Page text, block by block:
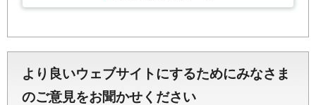
より良いウェブサイトにするためにみなさま
のご意見をお聞かせください